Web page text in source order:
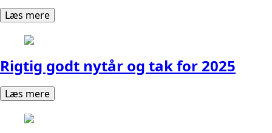
Læs mere
Rigtig godt nytår og tak for 2025
Læs mere